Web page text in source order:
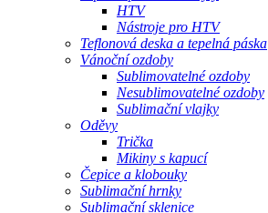
HTV
Nástroje pro HTV
Teflonová deska a tepelná páska
Vánoční ozdoby
Sublimovatelné ozdoby
Nesublimovatelné ozdoby
Sublimační vlajky
Oděvy
Trička
Mikiny s kapucí
Čepice a klobouky
Sublimační hrnky
Sublimační sklenice